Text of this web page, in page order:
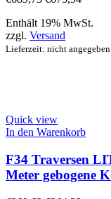
Enthält 19% MwSt.
zzgl. Versand
Lieferzeit: nicht angegeben
Quick view
In den Warenkorb
F34 Traversen
Meter gebogene